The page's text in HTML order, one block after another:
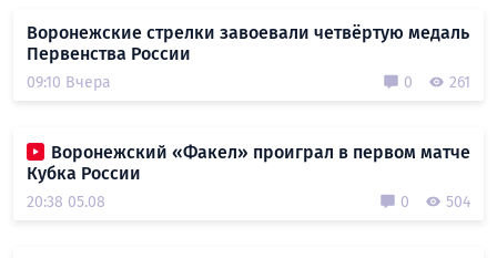
Воронежские стрелки завоевали четвёртую медаль
Первенства России
09:10 Вчера 0 261
Воронежский «Факел» проиграл в первом матче
Кубка России
20:38 05.08 0 504